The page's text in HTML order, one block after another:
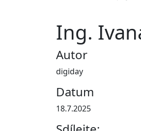
Ing.
Autor
digiday
Datum
18.7.2025